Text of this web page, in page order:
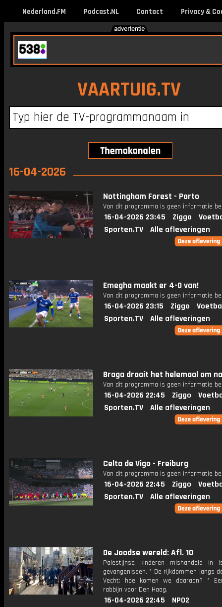
Nederland.FM Podcast.NL Contact Privacy &
VAARTUIG.TV
16-04-2026
Nottingham Forest - Porto
Van dit programma is geen informatie
16-04-2026 23:45 Ziggo
Sporten.TV
Alle afleveringen
Emegha maakt er 4-0 van!
Van dit programma is geen informatie
16-04-2026 23:15 Ziggo
Sporten.TV
Alle afleveringen
Braga draait het helemaal om
Van dit programma is geen informatie
16-04-2026 22:45 Ziggo
Sporten.TV
Alle afleveringen
Celta de Vigo - Freiburg
Van dit programma is geen informatie
16-04-2026 22:45 Ziggo
Sporten.TV
Alle afleveringen
De Joodse wereld: Afl. 10
Palestijnse kinderen mishandeld in
gevangenissen. * De rijkdommen langs
Vecht: hoe komen we daaraan? *
rabbijn voor Den Haag.
16-04-2026 22:45
NPO2